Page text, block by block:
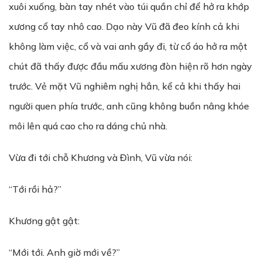
xuôi xuống, bàn tay nhét vào túi quần chỉ để hở ra khớp
xương cổ tay nhô cao. Dạo này Vũ đã đeo kính cả khi
không làm việc, cổ và vai anh gầy đi, từ cổ áo hở ra một
chút đã thấy được đầu mấu xương đòn hiện rõ hơn ngày
trước. Vẻ mặt Vũ nghiêm nghị hẳn, kể cả khi thấy hai
người quen phía trước, anh cũng không buồn nâng khóe
môi lên quá cao cho ra dáng chủ nhà.
Vừa đi tới chỗ Khương và Đình, Vũ vừa nói:
“Tới rồi hả?”
Khương gật gật:
“Mới tới. Anh giờ mới về?”